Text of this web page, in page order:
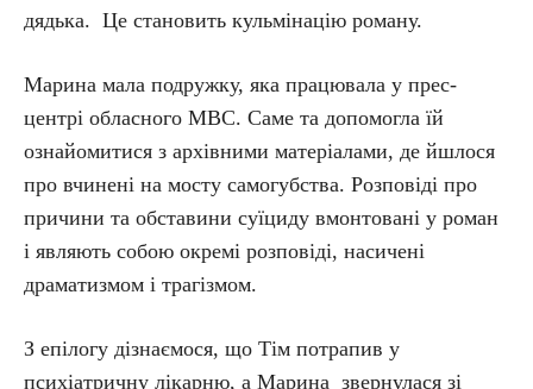
дядька. Це становить кульмінацію роману.
Марина мала подружку, яка працювала у прес-
центрі обласного МВС. Саме та допомогла їй
ознайомитися з архівними матеріалами, де йшлося
про вчинені на мосту самогубства. Розповіді про
причини та обставини суїциду вмонтовані у роман
і являють собою окремі розповіді, насичені
драматизмом і трагізмом.
З епілогу дізнаємося, що Тім потрапив у
психіатричну лікарню, а Марина звернулася зі